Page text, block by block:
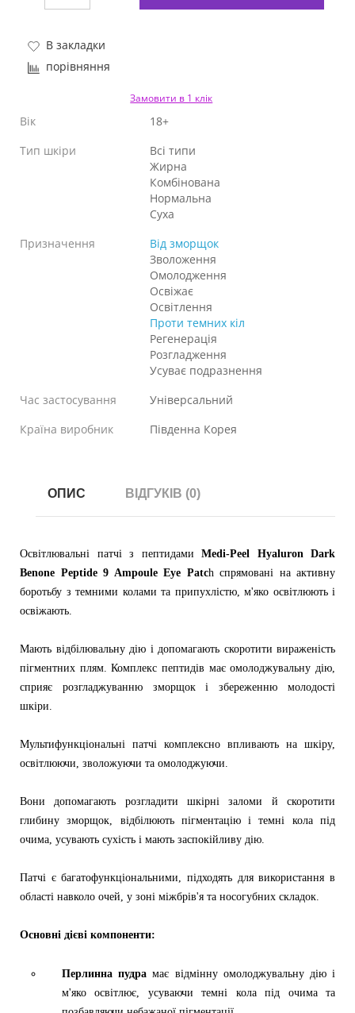
В закладки
порівняння
Замовити в 1 клік
Вік
18+
Тип шкіри
Всі типи
Жирна
Комбінована
Нормальна
Суха
Призначення
Від зморщок
Зволоження
Омолодження
Освіжає
Освітлення
Проти темних кіл
Регенерація
Розгладження
Усуває подразнення
Час застосування
Універсальний
Країна виробник
Південна Корея
ОПИС ВІДГУКІВ (0)
Освітлювальні патчі з пептидами Medi-Peel Hyaluron Dark
Benone Peptide 9 Ampoule Eye Patch спрямовані на активну
боротьбу з темними колами та припухлістю, м'яко освітлюють і
освіжають.
Мають відбілювальну дію і допомагають скоротити вираженість
пігментних плям. Комплекс пептидів має омолоджувальну дію,
сприяє розгладжуванню зморщок і збереженню молодості
шкіри.
Мультифункціональні патчі комплексно впливають на шкіру,
освітлюючи, зволожуючи та омолоджуючи.
Вони допомагають розгладити шкірні заломи й скоротити
глибину зморщок, відбілюють пігментацію і темні кола під
очима, усувають сухість і мають заспокійливу дію.
Патчі є багатофункціональними, підходять для використання в
області навколо очей, у зоні міжбрів'я та носогубних складок.
Основні дієві компоненти:
Перлинна пудра має відмінну омолоджувальну дію і
м'яко освітлює, усуваючи темні кола під очима та